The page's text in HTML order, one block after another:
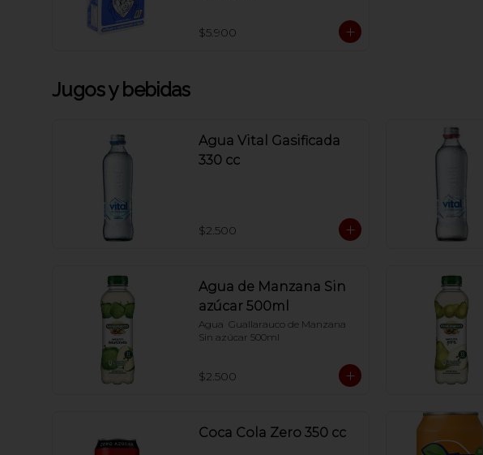
$5.900
Jugos y bebidas
Agua Vital Gasificada
330 cc
$2.500
Agua de Manzana Sin
azúcar 500ml
Agua  Guallarauco de Manzana
Sin azúcar 500ml
$2.500
Coca Cola Zero 350 cc